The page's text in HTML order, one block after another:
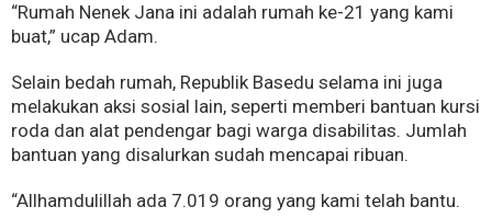
“Rumah Nenek Jana ini adalah rumah ke-21 yang kami
buat,” ucap Adam.
Selain bedah rumah, Republik Basedu selama ini juga
melakukan aksi sosial lain, seperti memberi bantuan kursi
roda dan alat pendengar bagi warga disabilitas. Jumlah
bantuan yang disalurkan sudah mencapai ribuan.
“Allhamdulillah ada 7.019 orang yang kami telah bantu.